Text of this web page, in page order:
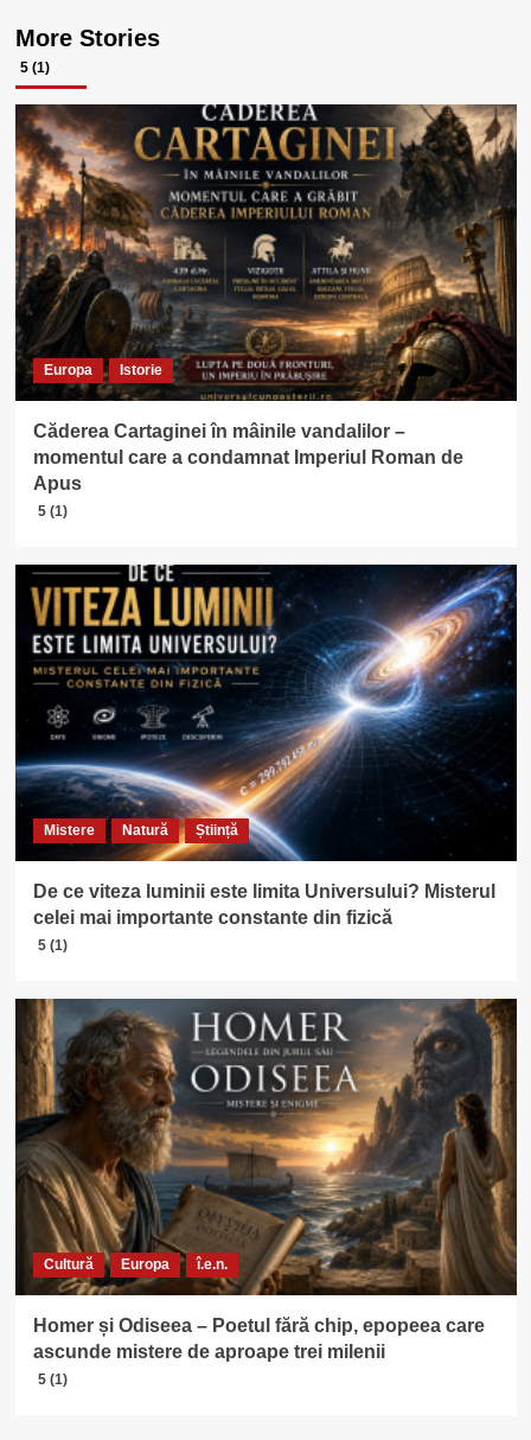
More Stories
5 (1)
Europa Istorie
Căderea Cartaginei în mâinile vandalilor –
momentul care a condamnat Imperiul Roman de
Apus
5 (1)
Mistere Natură Știință
De ce viteza luminii este limita Universului? Misterul
celei mai importante constante din fizică
5 (1)
Cultură Europa î.e.n.
Homer și Odiseea – Poetul fără chip, epopeea care
ascunde mistere de aproape trei milenii
5 (1)